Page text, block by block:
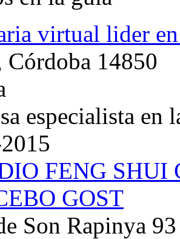
virtual lider
Córdoba 14850
especialista en
FENG
GOST
Son Rapinya 93